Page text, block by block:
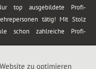
top ausgebildete Profi-
tätig! Mit Stolz
schon zahlreiche Profi-
zu optimieren